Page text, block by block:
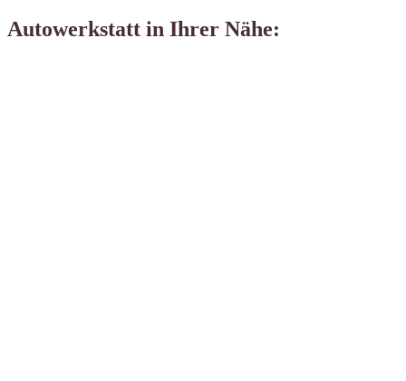
Autowerkstatt in Ihrer Nähe: